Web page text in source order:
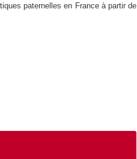
paternelles en France à partir de